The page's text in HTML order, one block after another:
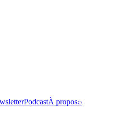
PodcastÀ propos⌕